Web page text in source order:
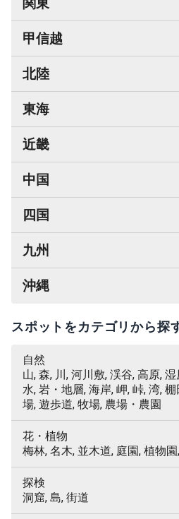
関東
甲信越
北陸
東海
近畿
中国
四国
九州
沖縄
スポットをカテゴリから探
自然
山, 森, 川, 河川敷, 渓谷, 高原,
水, 岩・地層, 海岸, 岬, 峠, 湾,
場, 遊歩道, 牧場, 農場・農園
花・植物
梅林, 名木, 並木道, 庭園, 植物
探検
洞窟, 島, 街道